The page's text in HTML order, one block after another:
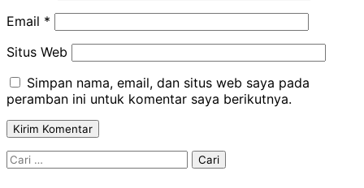
Email *
Situs Web
Simpan nama, email, dan situs web saya pada
peramban ini untuk komentar saya berikutnya.
Cari